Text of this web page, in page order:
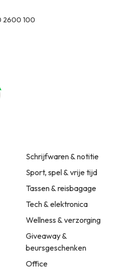
2600 100
Schrijfwaren & notitie
Sport, spel & vrije tijd
Tassen & reisbagage
Tech & elektronica
Wellness & verzorging
Giveaway &
beursgeschenken
Office